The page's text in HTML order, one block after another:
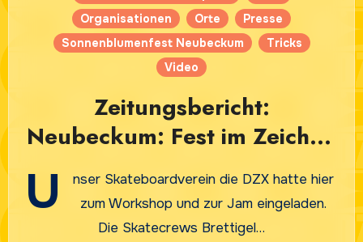
Organisationen
Orte
Presse
Sonnenblumenfest Neubeckum
Tricks
Video
Zeitungsbericht:
Neubeckum: Fest im Zeichen
der Sonnenblume
U
nser Skateboardverein die DZX hatte hier
zum Workshop und zur Jam eingeladen.
Die Skatecrews Brettigel…